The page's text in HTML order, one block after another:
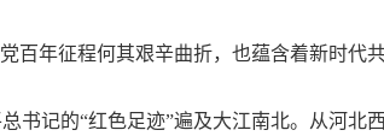
百年征程何其艰辛曲折，也蕴含着新时代
书记的“红色足迹”遍及大江南北。从河北